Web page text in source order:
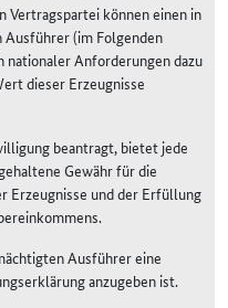
Vertragspartei können einen in
(im Folgenden
Anforderungen dazu
dieser Erzeugnisse
beantragt, bietet jede
Gewähr für die
Erzeugnisse und der Erfüllung
Ausführer eine
anzugeben ist.